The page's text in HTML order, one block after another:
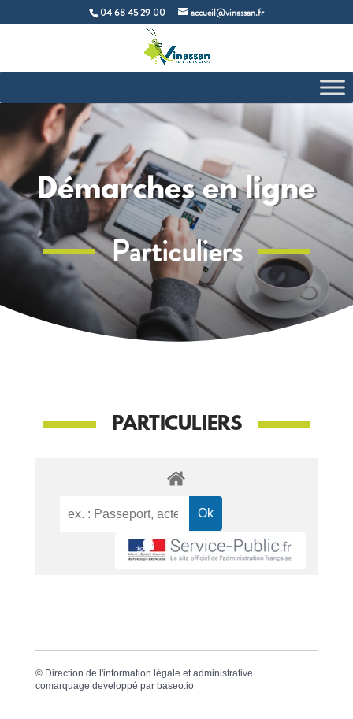
04 68 45 29 00 accueil@vinassan.fr
Démarches en ligne
Particuliers
PARTICULIERS
© Direction de l'information légale et administrative
comarquage developpé par baseo.io